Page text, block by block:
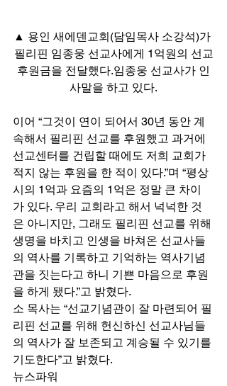
▲ 용인 새에덴교회(담임목사 소강석)가
필리핀 임종웅 선교사에게 1억원의 선교
후원금을 전달했다.임종웅 선교사가 인
사말을 하고 있다.
이어 “그것이 연이 되어서 30년 동안 계
속해서 필리핀 선교를 후원했고 과거에
선교센터를 건립할 때에도 저희 교회가
적지 않는 후원을 한 적이 있다.”며 “평상
시의 1억과 요즘의 1억은 정말 큰 차이
가 있다. 우리 교회라고 해서 넉넉한 것
은 아니지만, 그래도 필리핀 선교를 위해
생명을 바치고 인생을 바쳐온 선교사들
의 역사를 기록하고 기억하는 역사기념
관을 짓는다고 하니 기쁜 마음으로 후원
을 하게 됐다.”고 밝혔다.
소 목사는 “선교기념관이 잘 마련되어 필
리핀 선교를 위해 헌신하신 선교사님들
의 역사가 잘 보존되고 계승될 수 있기를
기도한다”고 밝혔다.
뉴스파워